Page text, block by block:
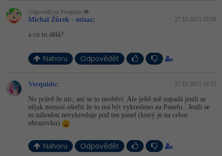
Odpovídá na Verquido
Michal Žůrek - misaz: 27.10.2015 19:50
a co to dělá?
Nahoru Odpovědět
Verquido: 27.10.2015 19:53
No právě že nic, ani se to neoběví. Ale ještě mě napadá jestli se
nějak nemusí ošetřit že to má být vykresleno na Panelu.. Jestli se
to náhodou nevykresluje pod ten panel (který je na celou
obrazovku)
Nahoru Odpovědět